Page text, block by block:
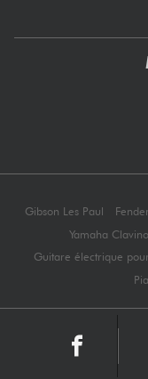
Gibson Les Paul
Yamaha
Guitare électrique